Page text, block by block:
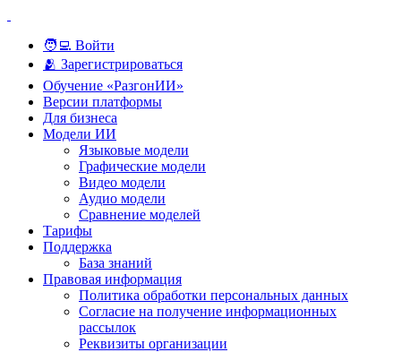
🧑‍💻 Войти
🫂 Зарегистрироваться
Обучение «РазгонИИ»
Версии платформы
Для бизнеса
Модели ИИ
Языковые модели
Графические модели
Видео модели
Аудио модели
Сравнение моделей
Тарифы
Поддержка
База знаний
Правовая информация
Политика обработки персональных данных
Согласие на получение информационных
рассылок
Реквизиты организации